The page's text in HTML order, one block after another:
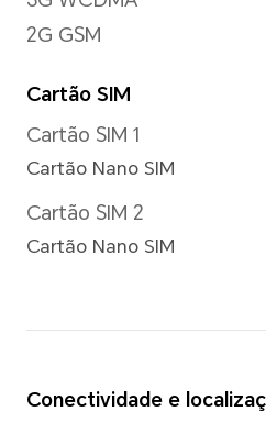
situações reais.
Compatível